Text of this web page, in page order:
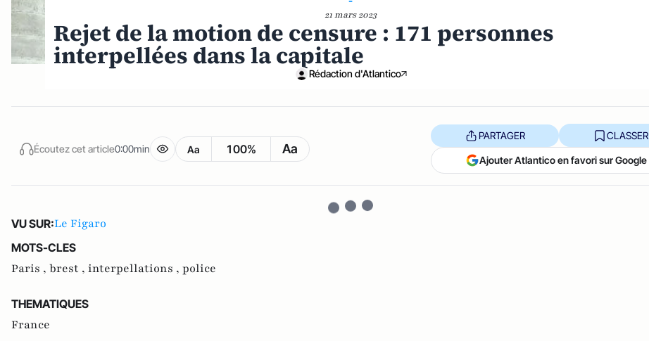
21 mars 2023
Rejet de la motion de censure : 171 personnes
interpellées dans la capitale
Rédaction d'Atlantico
Écoutez cet article0:00min Aa 100% Aa
PARTAGER CLASSER
Ajouter Atlantico en favori sur Google
VU SUR:Le Figaro
MOTS-CLES
Paris , brest , interpellations , police
THEMATIQUES
France